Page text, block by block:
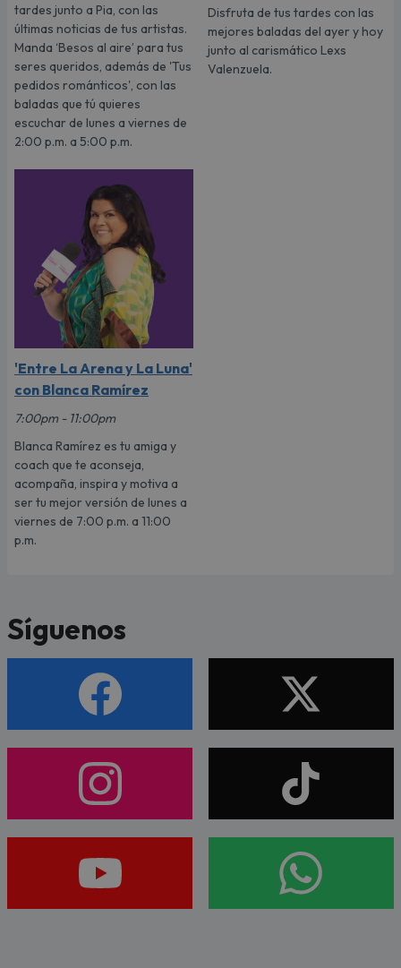
tardes junto a Pia, con las
últimas noticias de tus artistas.
Manda ‘Besos al aire’ para tus
seres queridos, además de 'Tus
pedidos románticos', con las
baladas que tú quieres
escuchar de lunes a viernes de
2:00 p.m. a 5:00 p.m.
Disfruta de tus tardes con las
mejores baladas del ayer y hoy
junto al carismático Lexs
Valenzuela.
'Entre La Arena y La Luna'
con Blanca Ramírez
7:00pm - 11:00pm
Blanca Ramírez es tu amiga y
coach que te aconseja,
acompaña, inspira y motiva a
ser tu mejor versión de lunes a
viernes de 7:00 p.m. a 11:00
p.m.
Síguenos